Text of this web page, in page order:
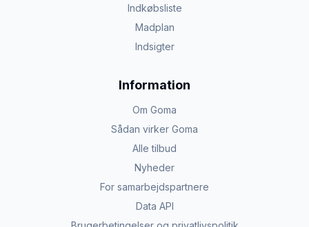
Indkøbsliste
Madplan
Indsigter
Information
Om Goma
Sådan virker Goma
Alle tilbud
Nyheder
For samarbejdspartnere
Data API